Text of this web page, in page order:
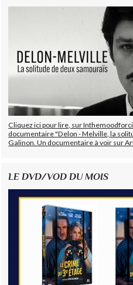
Cliquez ici pour lire, sur
documentaire "Delon - Melville, la
Galinon. Un documentaire à voir sur
LE DVD/VOD DU MOIS